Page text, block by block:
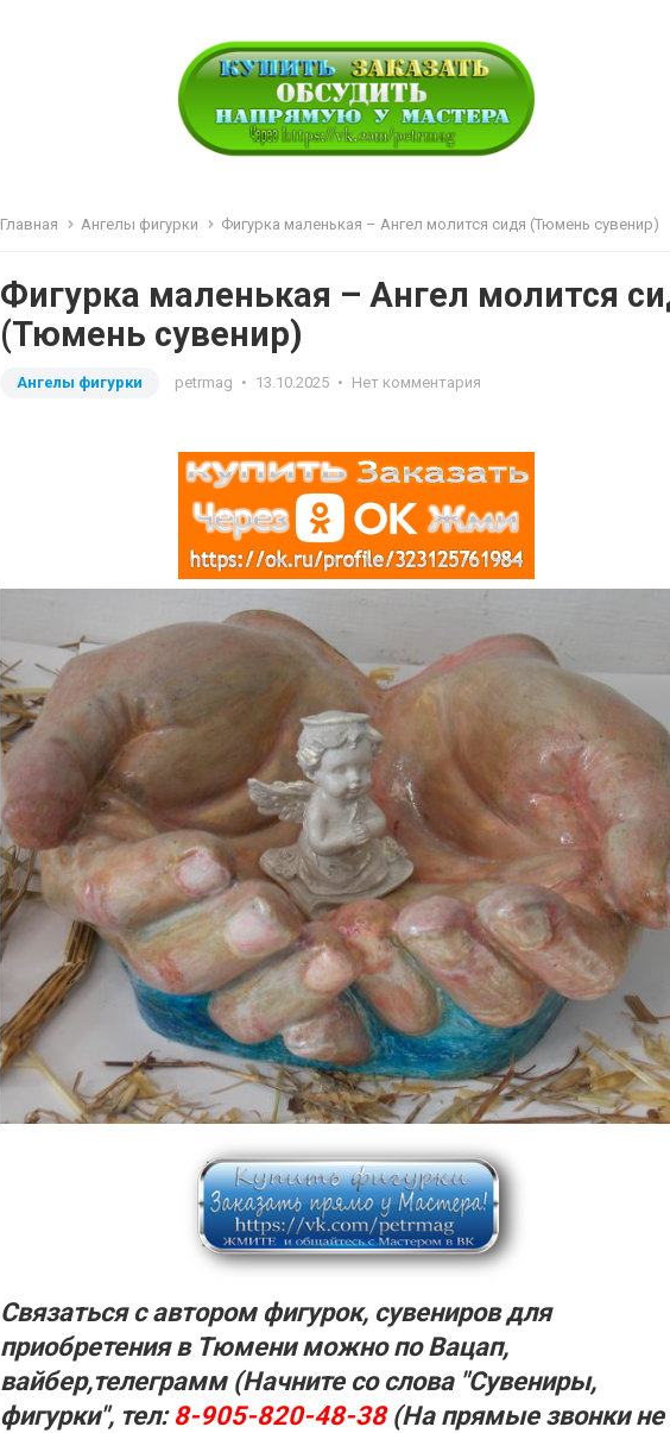
Главная Ангелы фигурки Фигурка маленькая – Ангел молится сидя (Тюмень сувенир)
Фигурка маленькая – Ангел молится
(Тюмень сувенир)
Ангелы фигурки petrmag • 13.10.2025 • Нет комментария
Связаться с автором фигурок, сувениров для
приобретения в Тюмени можно по Вацап,
вайбер,телеграмм (Начните со слова "Сувениры,
фигурки", тел: 8-905-820-48-38(На прямые звонки не